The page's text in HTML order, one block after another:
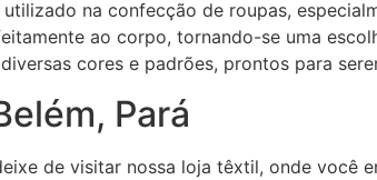
na confecção de roupas,
ao corpo, tornando-se uma
cores e padrões, prontos para
Pará
de visitar nossa loja têxtil, onde